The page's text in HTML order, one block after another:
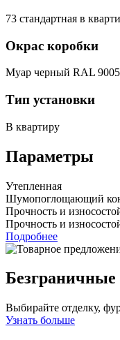
73 стандартная в
Окрас коробки
Муар черный RAL 9005
Тип установки
В квартиру
Параметры
Утепленная
Шумопоглощающий
Прочность и
Прочность и
Подробнее
Безграничные
Выбирайте отделку,
Узнать больше